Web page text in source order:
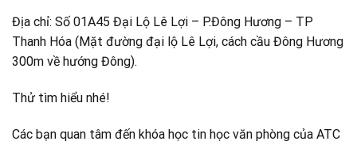
Địa chỉ: Số 01A45 Đại Lộ Lê Lợi – P.Đông Hương – TP
Thanh Hóa (Mặt đường đại lộ Lê Lợi, cách cầu Đông Hương
300m về hướng Đông).
Thử tìm hiểu nhé!
Các bạn quan tâm đến khóa học tin học văn phòng của ATC